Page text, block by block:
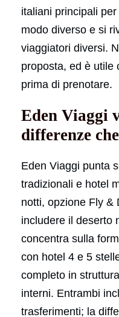
italiani principali per
modo diverso e si
viaggiatori diversi.
proposta, ed è utile
prima di prenotare.
Eden Viaggi
differenze
Eden Viaggi punta
tradizionali e hotel
notti, opzione Fly &
includere il deserto
concentra sulla
con hotel 4 e 5
completo in
interni. Entrambi
trasferimenti; la